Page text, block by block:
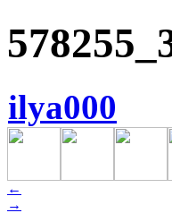
ilya000
←
→